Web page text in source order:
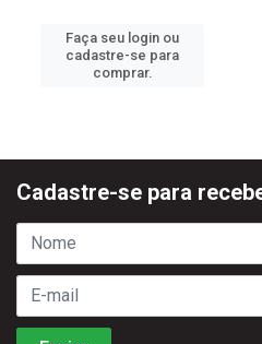
Faça seu login ou
cadastre-se para
comprar.
Cadastre-se para